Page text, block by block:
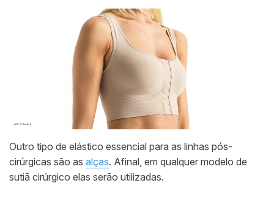
Outro tipo de elástico essencial para as linhas pós-
cirúrgicas são as alças. Afinal, em qualquer modelo de
sutiã cirúrgico elas serão utilizadas.